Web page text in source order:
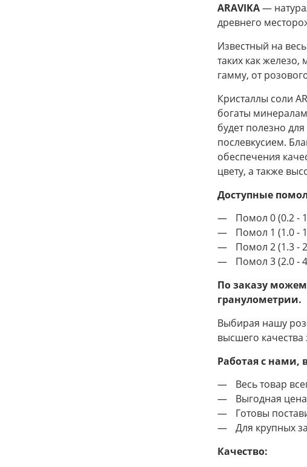
ARAVIKA—
древнего
Известный на
таких как
гамму, от
Кристаллы соли
богаты
будет полезно
послевкусием.
обеспечения
цвету, а также
Доступные
Помол 0 (0.2 -
Помол 1 (1.0 -
Помол 2 (1.3 -
Помол 3 (2.0 -
По заказу
гранулометрии.
Выбирая нашу
высшего
Работая с нами,
Весь товар
Выгодная
Готовы
Для крупных
Качество: